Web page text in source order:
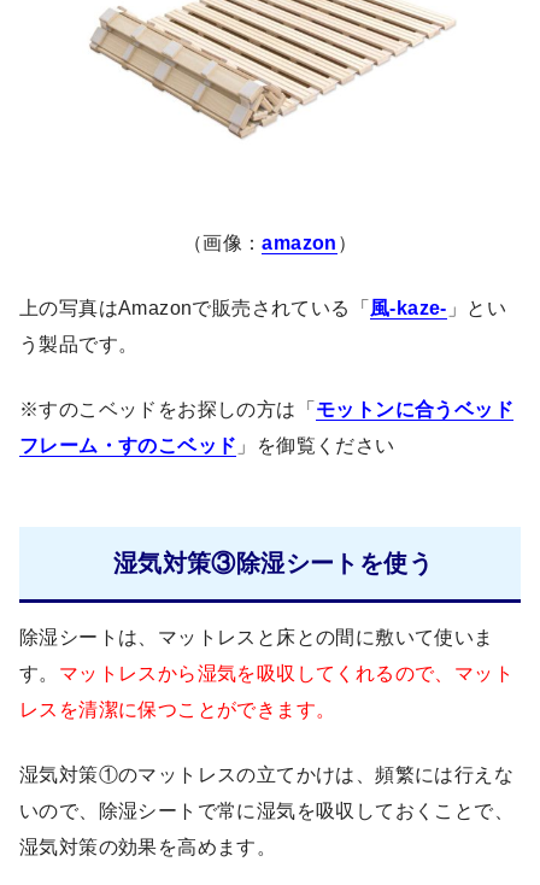
（画像：amazon ）
上の写真はAmazonで販売されている「 風-kaze- 」とい
う製品です。
※すのこベッドをお探しの方は「 モットンに合うベッド
フレーム・すのこベッド 」を御覧ください
湿気対策③除湿シートを使う
除湿シートは、マットレスと床との間に敷いて使いま
す。 マットレスから湿気を吸収してくれるので、マット
レスを清潔に保つことができます。
湿気対策①のマットレスの立てかけは、頻繁には行えな
いので、除湿シートで常に湿気を吸収しておくことで、
湿気対策の効果を高めます。